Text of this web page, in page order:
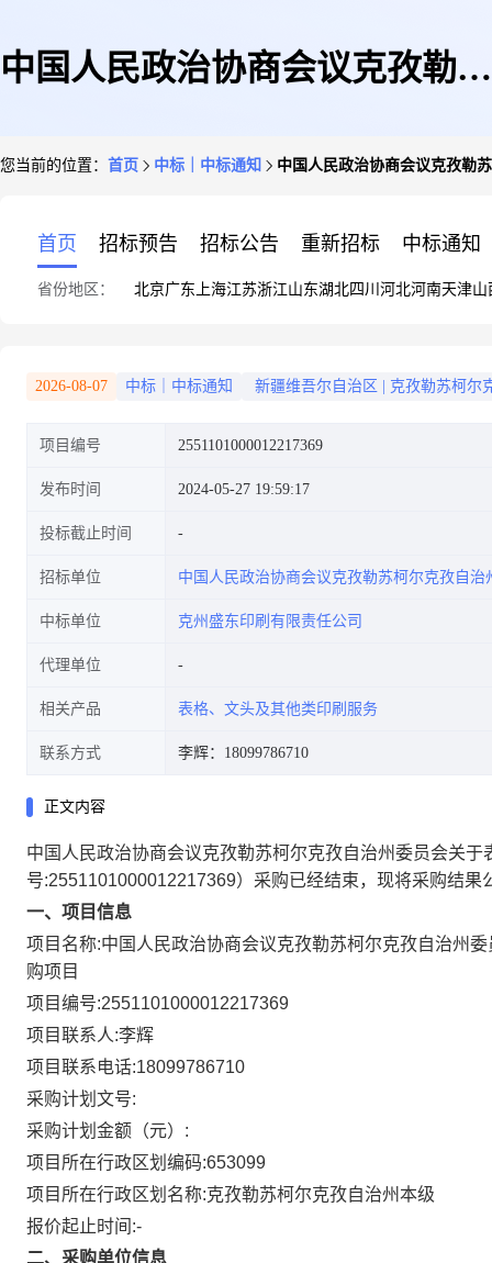
中国人民政治协商会议克孜勒苏
务市场采购项目成交公告
您当前的位置： 首页 中标｜中标通知 中国人民政治协商会议克孜勒
首页 招标预告 招标公告 重新招标 中标通知
省份地区： 北京广东 上海江苏浙江山东湖北四川 河北河南天津山
2026-08-07 中标｜中标通知 新疆维吾尔自治区 克孜勒苏柯尔
项目编号 2551101000012217369
发布时间 2024-05-27 19:59:17
投标截止时间
招标单位 中国人民政治协商会议克孜勒苏柯尔克孜自治
中标单位 克州盛东印刷有限责任公司
代理单位
相关产品 表格、文头及其他类印刷服务
联系方式 李辉：18099786710
正文内容
中国人民政治协商会议克孜勒苏柯尔克孜自治州委员会关
号:2551101000012217369）采购已经结束，现将采购结果
一、项目信息
项目名称:中国人民政治协商会议克孜勒苏柯尔克孜自治州
购项目
项目编号:2551101000012217369
项目联系人:李辉
项目联系电话:18099786710
采购计划文号:
采购计划金额（元）:
项目所在行政区划编码:653099
项目所在行政区划名称:克孜勒苏柯尔克孜自治州本级
报价起止时间:-
二、采购单位信息